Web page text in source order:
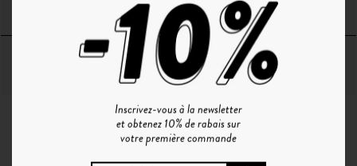
Inscrivez-vous à la newsletter
et obtenez 10% de rabais sur
votre première commande